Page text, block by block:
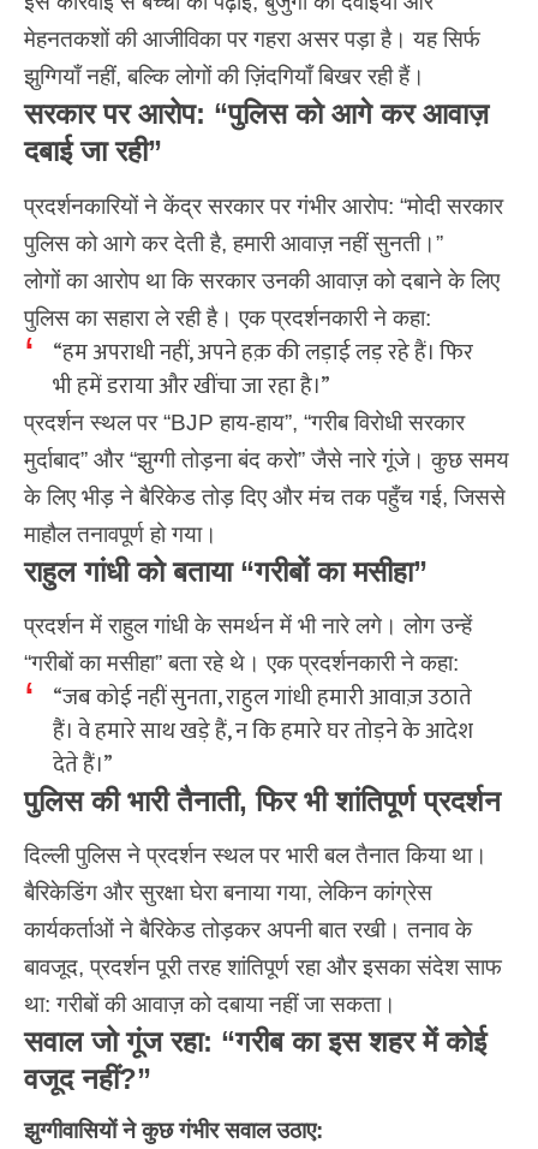
मेहनतकशों की आजीविका पर गहरा असर पड़ा है। यह सिर्फ
झुग्गियाँ नहीं, बल्कि लोगों की ज़िंदगियाँ बिखर रही हैं।
सरकार पर आरोप: “पुलिस को आगे कर आवाज़
दबाई जा रही”
प्रदर्शनकारियों ने केंद्र सरकार पर गंभीर आरोप: “मोदी सरकार
पुलिस को आगे कर देती है, हमारी आवाज़ नहीं सुनती।”
लोगों का आरोप था कि सरकार उनकी आवाज़ को दबाने के लिए
पुलिस का सहारा ले रही है। एक प्रदर्शनकारी ने कहा:
“हम अपराधी नहीं, अपने हक़ की लड़ाई लड़ रहे हैं। फिर
भी हमें डराया और खींचा जा रहा है।”
प्रदर्शन स्थल पर “BJP हाय-हाय”, “गरीब विरोधी सरकार
मुर्दाबाद” और “झुग्गी तोड़नाबंद करो” जैसे नारे गूंजे। कुछ समय
के लिए भीड़ ने बैरिकेड तोड़ दिए और मंच तक पहुँच गई, जिससे
माहौल तनावपूर्ण हो गया।
राहुल गांधी को बताया “गरीबों का मसीहा”
प्रदर्शन में राहुल गांधी के समर्थन में भी नारे लगे। लोग उन्हें
“गरीबों का मसीहा” बता रहे थे। एक प्रदर्शनकारी ने कहा:
“जब कोई नहीं सुनता, राहुल गांधी हमारी आवाज़ उठाते
हैं। वे हमारे साथ खड़े हैं, न कि हमारे घर तोड़ने के आदेश
देते हैं।”
पुलिस की भारी तैनाती, फिर भी शांतिपूर्ण प्रदर्शन
दिल्ली पुलिस ने प्रदर्शन स्थल पर भारी बल तैनात किया था।
बैरिकेडिंग और सुरक्षा घेरा बनाया गया, लेकिन कांग्रेस
कार्यकर्ताओं ने बैरिकेड तोड़कर अपनी बात रखी। तनाव के
बावजूद, प्रदर्शन पूरी तरह शांतिपूर्ण रहा और इसका संदेश साफ
था: गरीबों की आवाज़ को दबाया नहीं जा सकता।
सवाल जो गूंज रहा: “गरीब का इस शहर में कोई
वजूद नहीं?”
झुग्गीवासियों ने कुछ गंभीर सवाल उठाए: